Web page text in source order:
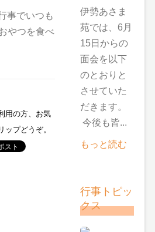
事でいつも
やつを食べ
用の方、お気
ップどうぞ。
伊勢あさま
苑では、6月
15日からの
面会を以下
のとおりと
させていた
だきます。
今後も皆...
もっと読む
行事トピッ
クス